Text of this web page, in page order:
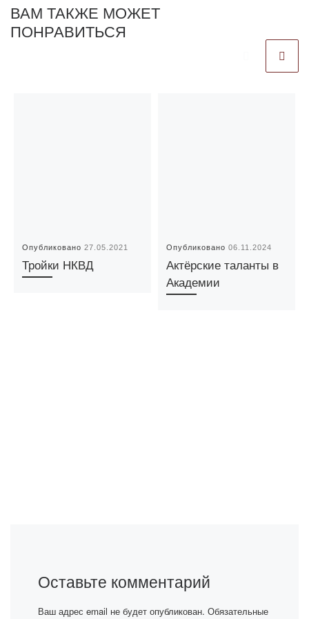
ВАМ ТАКЖЕ МОЖЕТ
ПОНРАВИТЬСЯ
Опубликовано27.05.2021
Тройки НКВД
Опубликовано06.11.2024
Актёрские таланты в
Академии
Оставьте комментарий
Ваш адрес email не будет опубликован. Обязательные